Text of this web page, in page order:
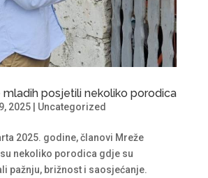
mladih posjetili nekoliko porodica
2025| Uncategorized
2025. godine, članovi Mreže
nekoliko porodica gdje su
pažnju, brižnost i saosjećanje.